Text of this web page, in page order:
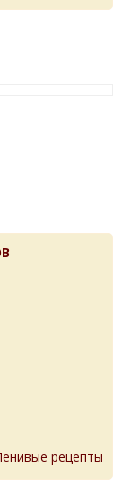
рецепты